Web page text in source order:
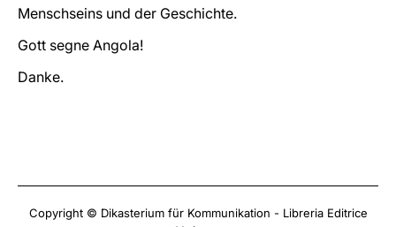
Menschseins und der Geschichte.
Gott segne Angola!
Danke.
Copyright © Dikasterium für Kommunikation - Libreria Editrice